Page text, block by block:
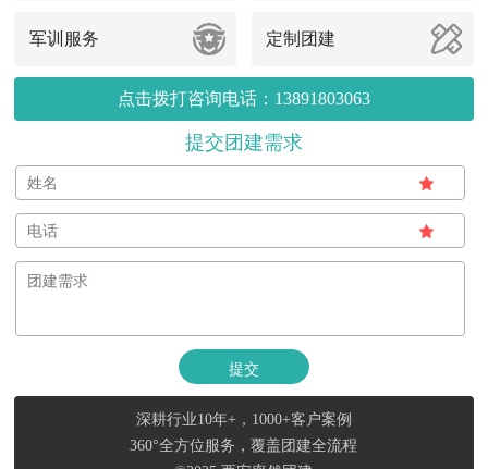
军训服务 定制团建
点击拨打咨询电话：13891803063
提交团建需求
深耕行业10年+，1000+客户案例
360°全方位服务，覆盖团建全流程